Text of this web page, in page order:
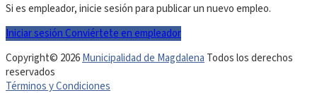
Si es empleador, inicie sesión para publicar un nuevo empleo.
Iniciar sesión Conviértete en empleador
Copyright© 2026Municipalidad de Magdalena Todos los derechos
reservados
Términos y Condiciones